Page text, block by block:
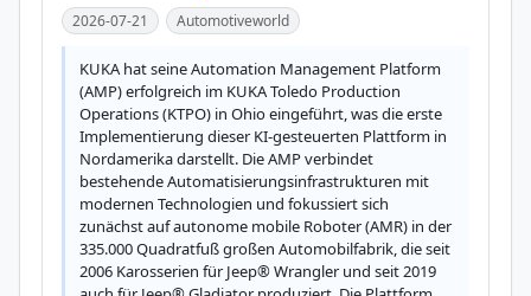
2026-07-21 Automotiveworld
KUKA hat seine Automation Management Platform
(AMP) erfolgreich im KUKA Toledo Production
Operations (KTPO) in Ohio eingeführt, was die erste
Implementierung dieser KI-gesteuerten Plattform in
Nordamerika darstellt. Die AMP verbindet
bestehende Automatisierungsinfrastrukturen mit
modernen Technologien und fokussiert sich
zunächst auf autonome mobile Roboter (AMR) in der
335.000 Quadratfuß großen Automobilfabrik, die seit
2006 Karosserien für Jeep® Wrangler und seit 2019